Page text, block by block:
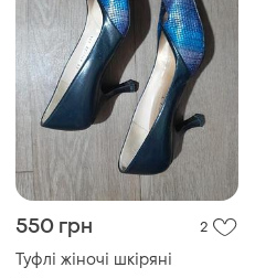
550 грн 2
Туфлі жіночі шкіряні